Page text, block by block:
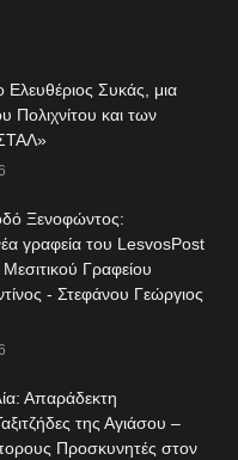
Συκάς, μια
Πολιχνίτου και των
Ξενοφώντος:
γραφεία του LesvosPost
Γραφείου
- Στεφάνου Γεώργιος
Απαράδεκτη
της Αγιάσου –
Προσκυνητές στον